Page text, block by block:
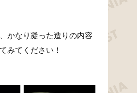
かなり凝った造りの内容
みてください！